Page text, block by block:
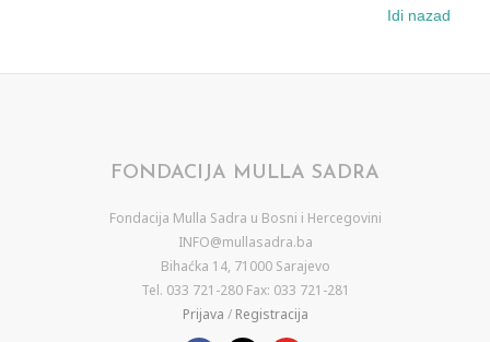
Idi nazad
FONDACIJA MULLA SADRA
Fondacija Mulla Sadra u Bosni i Hercegovini
INFO@mullasadra.ba
Bihaćka 14, 71000 Sarajevo
Tel. 033 721-280 Fax: 033 721-281
Prijava / Registracija